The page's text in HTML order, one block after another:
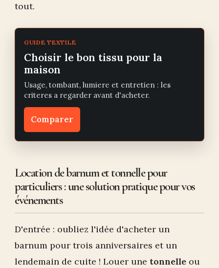
tout.
GUIDE TEXTILE
Choisir le bon tissu pour la
maison
Usage, tombant, lumiere et entretien : les
criteres a regarder avant d'acheter.
Comparer
Location de barnum et tonnelle pour
particuliers : une solution pratique pour vos
événements
D'entrée : oubliez l'idée d'acheter un
barnum pour trois anniversaires et un
lendemain de cuite ! Louer une tonnelle ou